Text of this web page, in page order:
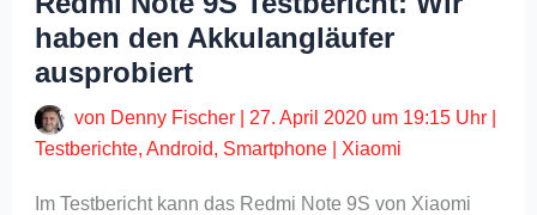
haben den Akkulangläufer
ausprobiert
von Denny Fischer |27. April 2020 um 19:15 Uhr
Testberichte,Android, Smartphone Xiaomi
Im Testbericht kann das Redmi Note 9S von Xiaomi